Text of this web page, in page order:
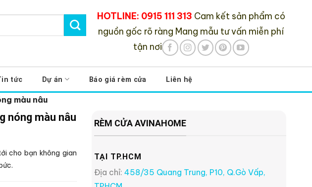
HOTLINE: 0915 111 313 Cam kết sản phẩm có
nguồn gốc rõ ràng Mang mẫu tư vấn miễn phí
tận nơi
tức Dự án Báo giá rèm cửa Liên hệ
màu nâu
nóng màu nâu
cho bạn không gian
RÈM CỬA AVINAHOME
TẠI TP.HCM
Địa chỉ: 458/35 Quang Trung, P10, Q.Gò Vấp,